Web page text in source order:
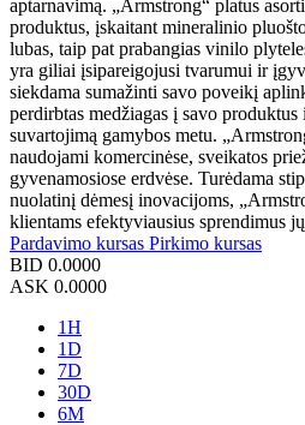
aptarnavimą. „Armstrong“ platus
produktus, įskaitant mineralinio
lubas, taip pat prabangias vinilo
yra giliai įsipareigojusi tvarumui ir
siekdama sumažinti savo poveikį
perdirbtas medžiagas į savo
suvartojimą gamybos metu.
naudojami komercinėse, sveikatos
gyvenamosiose erdvėse. Turėdama
nuolatinį dėmesį inovacijoms,
klientams efektyviausius sprendimus
Pardavimo kursas Pirkimo kursas
BID 0.0000
ASK 0.0000
1H
1D
7D
30D
6M